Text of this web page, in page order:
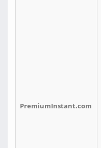
PremiumInstant.com